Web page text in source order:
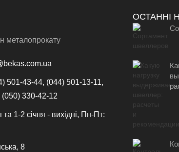
металопрокату
501-43-44, (044) 501-13-11,
330-42-12
та 1-2 січня - вихідні, Пн-Пт:
8
ОСТАННІ